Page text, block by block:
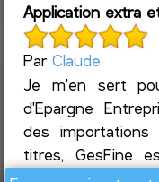
Application extra
ParClaude
Je m'en sert
d'Epargne
des
titres, GesFine
mises à jour ré...